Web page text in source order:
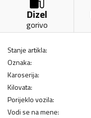
Dizel
gorivo
Stanje artikla:
Oznaka:
Karoserija:
Kilovata:
Porijeklo vozila:
Vodi se na mene: